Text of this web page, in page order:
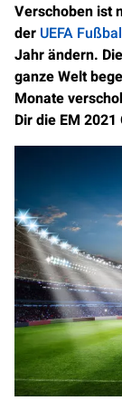
Verschoben ist
der UEFA
Jahr ändern.
ganze Welt
Monate
Dir die EM